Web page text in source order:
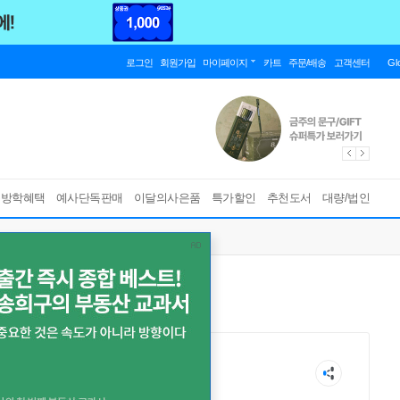
로그인 회원가입 마이페이지 카트 주문/배송 고객센터
학혜택 예사단독판매 이달의사은품 특가할인 추천도서 대량/법인